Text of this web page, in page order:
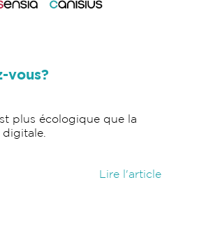
vous?
plus écologique que la
Lire l'article